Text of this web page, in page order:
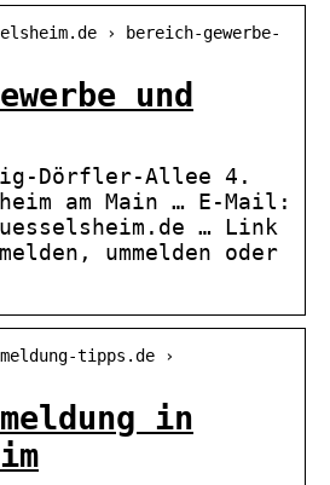
› bereich-gewerbe-
und
Dörfler-Allee 4.
am Main … E-Mail:
… Link
ummelden oder
tipps.de ›
in